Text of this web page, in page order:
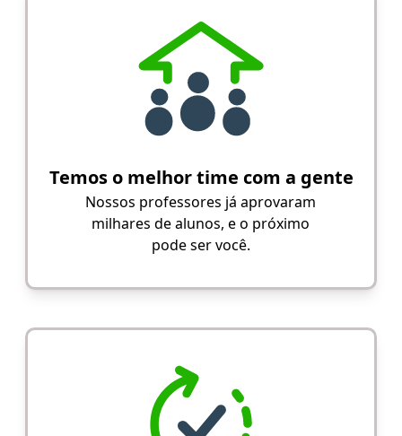
Temos o melhor time com a gente
Nossos professores já aprovaram
milhares de alunos, e o próximo
pode ser você.